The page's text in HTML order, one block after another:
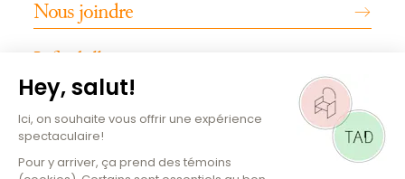
Nous joindre
Infos billetterie
INFOS PRATIQUES
Emplois